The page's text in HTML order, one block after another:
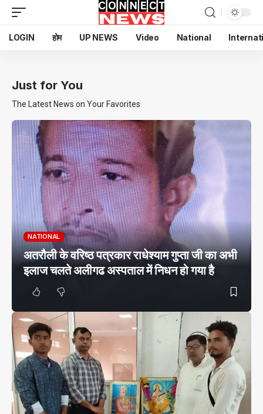
LOGIN होम UP NEWS Video National
Just for You
The Latest News on Your Favorites
NATIONAL
अतरौली के वरिष्ठ पत्रकार राधेश्याम गुप्ता जी का अभी
इलाज चलते अलीगढ अस्पताल में निधन हो गया है